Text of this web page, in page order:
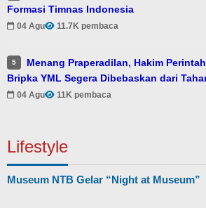
Formasi Timnas Indonesia
04 Agu 11.7K pembaca
5
Menang Praperadilan, Hakim
Bripka YML Segera Dibebaskan dari
04 Agu 11K pembaca
Lifestyle
Museum NTB Gelar “Night at Museum”